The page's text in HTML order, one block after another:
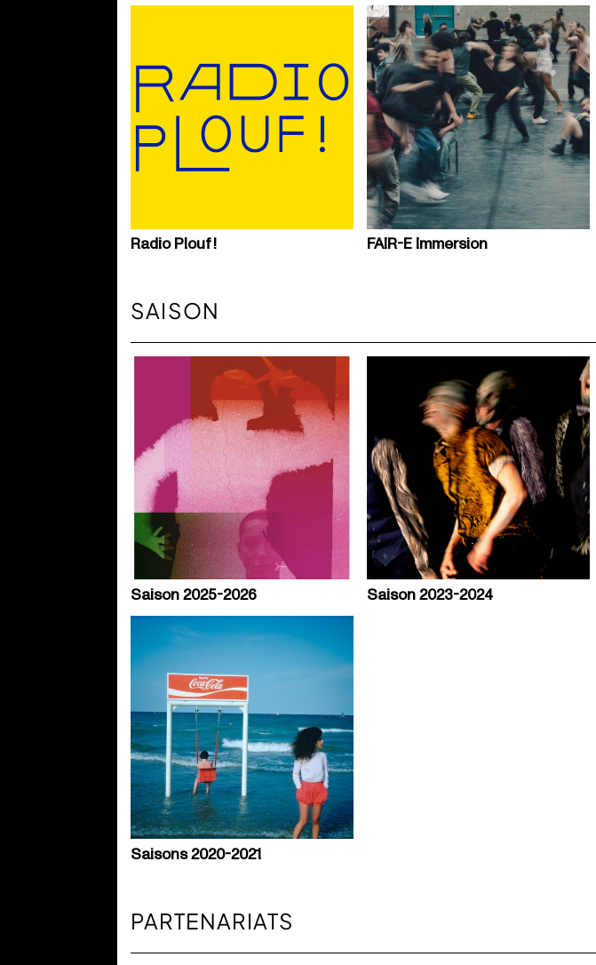
Radio Plouf ! FAIR-E Immersion
SAISON
Saison 2025-2026 Saison 2023-2024
Saisons 2020-2021
PARTENARIATS